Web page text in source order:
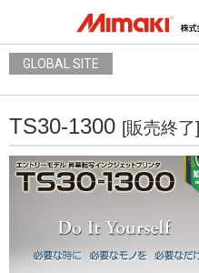
GLOBAL SITE
TS30-1300 [販売終了]